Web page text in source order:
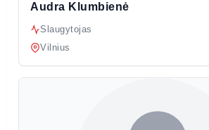
Audra Klumbienė
Slaugytojas
Vilnius